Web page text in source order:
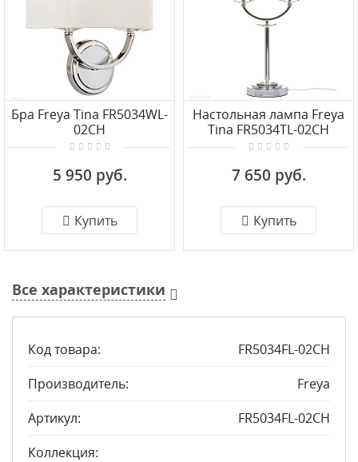
Бра Freya Tina FR5034WL-
02CH
5 950 руб.
Купить
Настольная лампа Freya
Tina FR5034TL-02CH
7 650 руб.
Купить
Все характеристики
Код товара:
FR5034FL-02CH
Производитель:
Freya
Артикул:
FR5034FL-02CH
Коллекция: